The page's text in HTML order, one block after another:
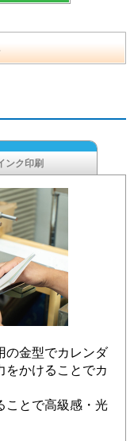
ンク印刷
の金型でカレンダ
をかけることでカ
ことで高級感・光